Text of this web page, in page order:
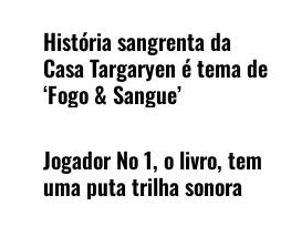
História sangrenta da
Casa Targaryen é tema de
‘Fogo & Sangue’
Jogador No 1, o livro, tem
uma puta trilha sonora